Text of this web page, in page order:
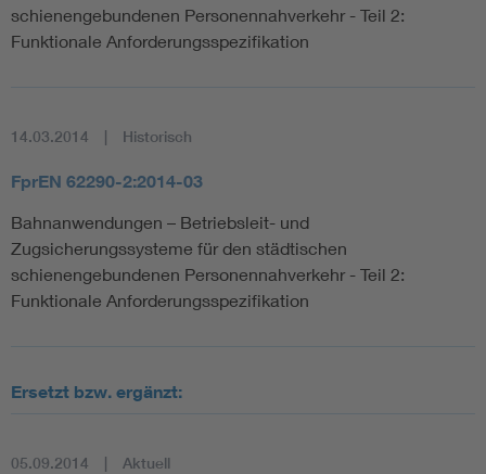
schienengebundenen Personennahverkehr - Teil 2:
Funktionale Anforderungsspezifikation
14.03.2014 Historisch
FprEN 62290-2:2014-03
Bahnanwendungen – Betriebsleit- und
Zugsicherungssysteme für den städtischen
schienengebundenen Personennahverkehr - Teil 2:
Funktionale Anforderungsspezifikation
Ersetzt bzw. ergänzt:
05.09.2014 Aktuell